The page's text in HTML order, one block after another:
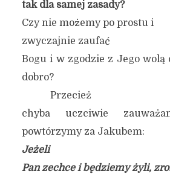
tak dla samej zasady?
Czy nie możemy po prostu i
zwyczajnie zaufać
Bogu i w zgodzie z Jego
dobro?
Przecież
chyba uczciwie
powtórzymy za Jakubem:
Jeżeli
Pan zechce i będziemy żyli,